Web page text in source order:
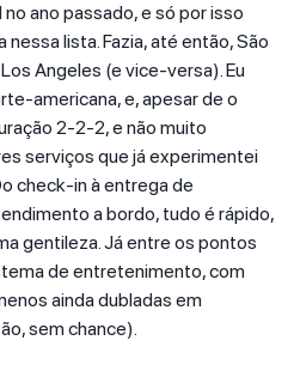
ano passado, e só por isso
lista. Fazia, até então, São
Angeles (e vice-versa). Eu
americana, e, apesar de o
2-2-2, e não muito
serviços que já experimentei
check-in à entrega de
a bordo, tudo é rápido,
gentileza. Já entre os pontos
de entretenimento, com
ainda dubladas em
sem chance).